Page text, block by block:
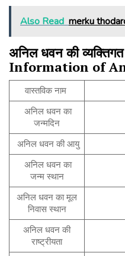
Also Read merku
अनिल धवन की व्यक्तिगत
Information of
वास्तविक नाम
अनिल धवन का
जन्मदिन
अनिल धवन की आयु
अनिल धवन का
जन्म स्थान
अनिल धवन का मूल
निवास स्थान
अनिल धवन की
राष्ट्रीयता